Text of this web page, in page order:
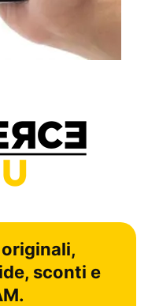
sconti e